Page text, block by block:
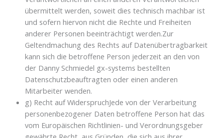
übermittelt werden, soweit dies technisch machbar ist
und sofern hiervon nicht die Rechte und Freiheiten
anderer Personen beeinträchtigt werden.Zur
Geltendmachung des Rechts auf Datenübertragbarkeit
kann sich die betroffene Person jederzeit an den von
der Danny Schmiedel gx-systems bestellten
Datenschutzbeauftragten oder einen anderen
Mitarbeiter wenden.
g) Recht auf WiderspruchJede von der Verarbeitung
personenbezogener Daten betroffene Person hat das
vom Europäischen Richtlinien- und Verordnungsgeber